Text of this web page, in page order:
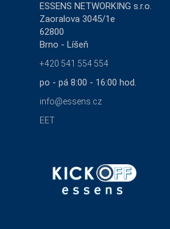
ESSENS NETWORKING s.r.o.
Zaoralova 3045/1e
62800
Brno - Líšeň
+420 541 554 554
po - pá 8:00 - 16:00 hod.
info@essens.cz
EET